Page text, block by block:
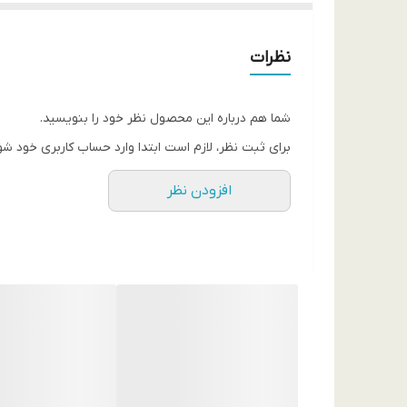
نظرات
شما هم درباره این محصول نظر خود را بنویسید.
برای ثبت نظر، لازم است ابتدا وارد حساب کاربری خود
افزودن نظر